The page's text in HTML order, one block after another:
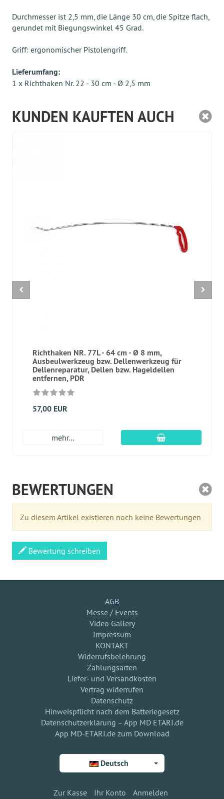
Durchmesser ist 2,5 mm, die Länge 30 cm, die Spitze flach,
gerundet mit Biegungswinkel 45 Grad.
Griff: ergonomischer Pistolengriff.
Lieferumfang:
1 x Richthaken Nr. 22 - 30 cm - Ø 2,5 mm
KUNDEN KAUFTEN AUCH
Richthaken NR. 77L - 64 cm - Ø 8 mm,
Ausbeulwerkzeug bzw. Dellenwerkzeug für
Dellenreparatur, Dellen bzw. Hageldellen
entfernen, PDR
57,00 EUR
mehr... In den
BEWERTUNGEN
Zu diesem Artikel existieren noch keine Bewertungen
Bewertung schreiben
AGB
Messe / Events
Video Gallery
Impressum
KONTAKT
Widerrufsbelehrung
Zahlungsarten
Liefer- und Versandkosten
Vertrag widerrufen
Datenschutz
Hinweispflicht nach dem Batteriegesetz
Datenschutzerklärung – App MD ETARI.de
App MD-ETARI.de zum Download
Deutsch
Zur Kasse Ihr Konto Anmelden